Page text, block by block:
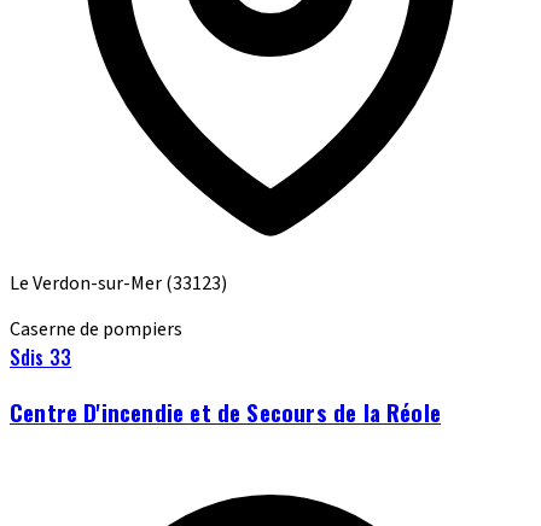
Le Verdon-sur-Mer(33123)
Caserne de pompiers
Sdis 33
Centre D'incendie et de Secours de la Réole